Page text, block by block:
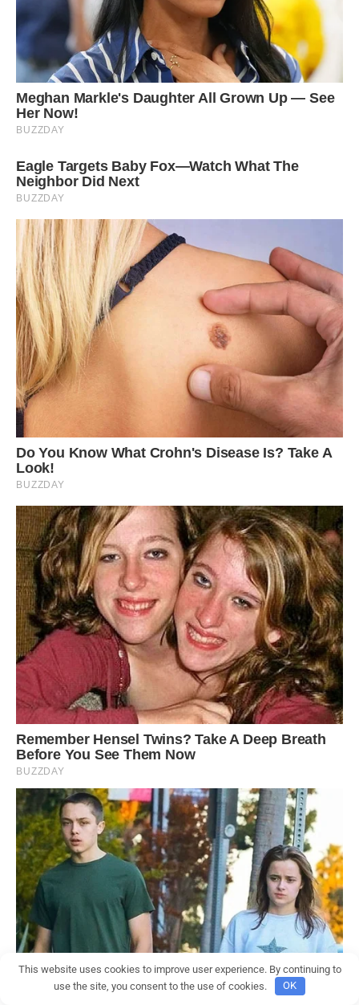
This website uses cookies to improve user experience. By continuing to
use the site, you consent to the use of cookies.
OK